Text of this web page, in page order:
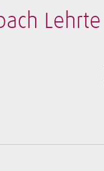
Lehrte